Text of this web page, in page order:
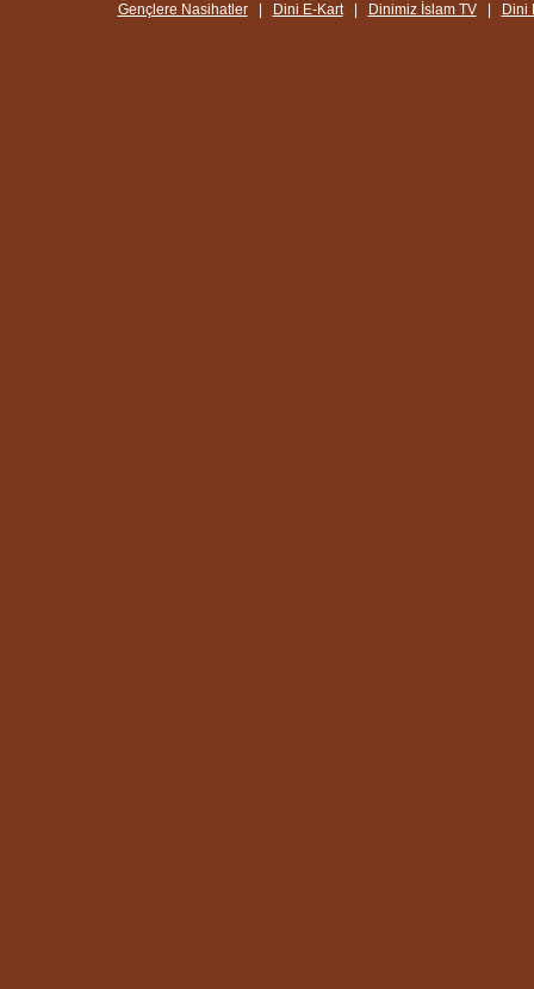
Gençlere Nasihatler| Dini E-Kart| Dinimiz İslam TV| Dini